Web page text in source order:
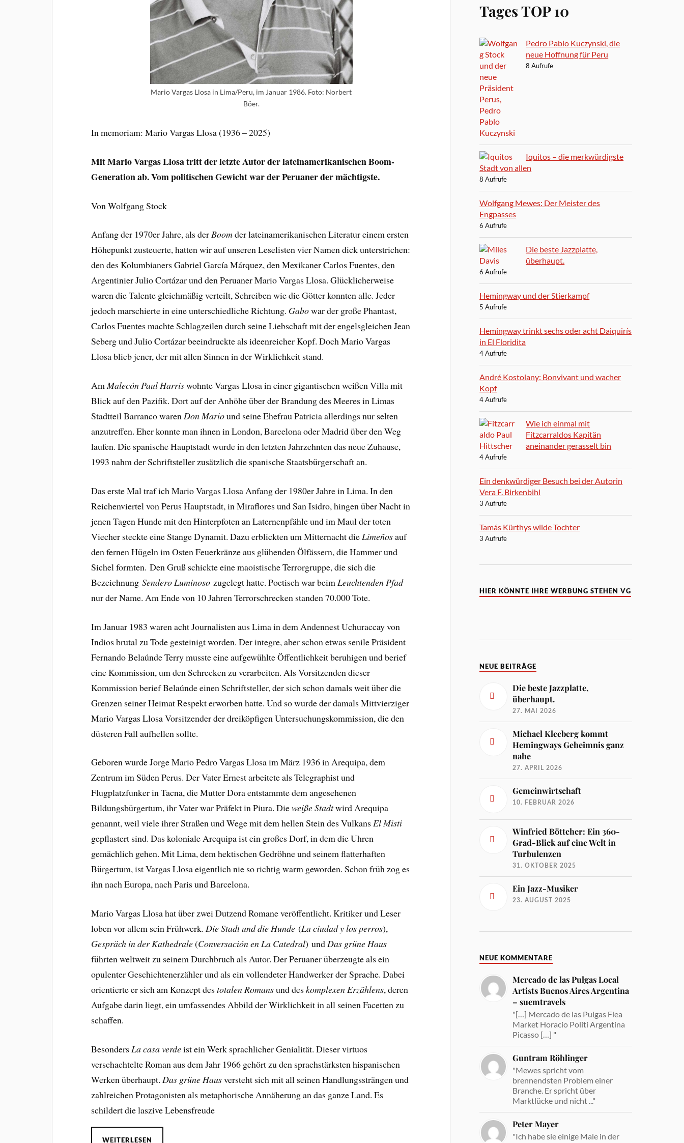
Mario Vargas Llosa in Lima/Peru, im Januar 1986. Foto: Norbert
Böer.
In memoriam: Mario Vargas Llosa (1936 – 2025)
Mit Mario Vargas Llosa tritt der letzte Autor der lateinamerikanischen Boom-
Generation ab. Vom politischen Gewicht war der Peruaner der mächtigste.
Von Wolfgang Stock
Anfang der 1970er Jahre, als derBoomder lateinamerikanischen Literatur einem ersten
Höhepunkt zusteuerte, hatten wir auf unseren Leselisten vier Namen dick unterstrichen:
den des Kolumbianers Gabriel García Márquez, den Mexikaner Carlos Fuentes, den
Argentinier Julio Cortázar und den Peruaner Mario Vargas Llosa. Glücklicherweise
waren die Talente gleichmäßig verteilt, Schreiben wie die Götter konnten alle. Jeder
jedoch marschierte in eine unterschiedliche Richtung. Gabowar der große Phantast,
Carlos Fuentes machte Schlagzeilen durch seine Liebschaft mit der engelsgleichen Jean
Seberg und Julio Cortázar beeindruckte als ideenreicher Kopf. Doch Mario Vargas
Llosa blieb jener, der mit allen Sinnen in der Wirklichkeit stand.
AmMalecón Paul Harriswohnte Vargas Llosa in einer gigantischen weißen Villa mit
Blick auf den Pazifik. Dort auf der Anhöhe über der Brandung des Meeres in Limas
Stadtteil Barranco warenDon Mariound seine Ehefrau Patricia allerdings nur selten
anzutreffen. Eher konnte man ihnen in London, Barcelona oder Madrid über den Weg
laufen. Die spanische Hauptstadt wurde in den letzten Jahrzehnten das neue Zuhause,
1993 nahm der Schriftsteller zusätzlich die spanische Staatsbürgerschaft an.
Das erste Mal traf ich Mario Vargas Llosa Anfang der 1980er Jahre in Lima. In den
Reichenviertel von Perus Hauptstadt, in Miraflores und San Isidro, hingen über Nacht in
jenen Tagen Hunde mit den Hinterpfoten an Laternenpfähle und im Maul der toten
Viecher steckte eine Stange Dynamit. Dazu erblickten um Mitternacht dieLimeñosauf
den fernen Hügeln im Osten Feuerkränze aus glühenden Ölfässern, die Hammer und
Sichel formten. Den Gruß schickte eine maoistische Terrorgruppe, die sich die
BezeichnungSendero Luminoso zugelegt hatte. Poetisch war beimLeuchtenden Pfad
nur der Name. Am Ende von 10 Jahren Terrorschrecken standen 70.000 Tote.
Im Januar 1983 waren acht Journalisten aus Lima in dem Andennest Uchuraccay von
Indios brutal zu Tode gesteinigt worden. Der integre, aber schon etwas senile Präsident
Fernando Belaúnde Terry musste eine aufgewühlte Öffentlichkeit beruhigen und berief
eine Kommission, um den Schrecken zu verarbeiten. Als Vorsitzenden dieser
Kommission berief Belaúnde einen Schriftsteller, der sich schon damals weit über die
Grenzen seiner Heimat Respekt erworben hatte. Und so wurde der damals Mittvierziger
Mario Vargas Llosa Vorsitzender der dreiköpfigen Untersuchungskommission, die den
düsteren Fall aufhellen sollte.
Geboren wurde Jorge Mario Pedro Vargas Llosa im März 1936 in Arequipa, dem
Zentrum im Süden Perus. Der Vater Ernest arbeitete als Telegraphist und
Flugplatzfunker in Tacna, die Mutter Dora entstammte dem angesehenen
Bildungsbürgertum, ihr Vater war Präfekt in Piura. Dieweiße Stadtwird Arequipa
genannt, weil viele ihrer Straßen und Wege mit dem hellen Stein des VulkansEl Misti
gepflastert sind. Das koloniale Arequipa ist ein großes Dorf, in dem die Uhren
gemächlich gehen. Mit Lima, dem hektischen Gedröhne und seinem flatterhaften
Bürgertum, ist Vargas Llosa eigentlich nie so richtig warm geworden. Schon früh zog es
ihn nach Europa, nach Paris und Barcelona.
Mario Vargas Llosa hat über zwei Dutzend Romane veröffentlicht. Kritiker und Leser
loben vor allem sein Frühwerk.Die Stadt und die Hunde (La ciudad y los perros),
Gespräch in der Kathedrale(Conversación en La Catedral) undDas grüne Haus
führten weltweit zu seinem Durchbruch als Autor. Der Peruaner überzeugte als ein
opulenter Geschichtenerzähler und als ein vollendeter Handwerker der Sprache. Dabei
orientierte er sich am Konzept destotalen Romansund deskomplexen Erzählens, deren
Aufgabe darin liegt, ein umfassendes Abbild der Wirklichkeit in all seinen Facetten zu
schaffen.
BesondersLa casa verdeist ein Werk sprachlicher Genialität. Dieser virtuos
verschachtelte Roman aus dem Jahr 1966 gehört zu den sprachstärksten hispanischen
Werken überhaupt.Das grüne Hausversteht sich mit all seinen Handlungssträngen und
zahlreichen Protagonisten als metaphorische Annäherung an das ganze Land. Es
schildert die laszive Lebensfreude
WEITERLESEN
Tages TOP 10
Pedro Pablo Kuczynski, die
neue Hoffnung für Peru
8 Aufrufe
Iquitos – die merkwürdigste
Stadt von allen
8 Aufrufe
Wolfgang Mewes: Der Meister des
Engpasses
6 Aufrufe
Die beste Jazzplatte,
überhaupt.
6 Aufrufe
Hemingway und der Stierkampf
5 Aufrufe
Hemingway trinkt sechs oder acht Daiquirís
in El Floridita
4 Aufrufe
André Kostolany: Bonvivant und wacher
Kopf
4 Aufrufe
Wie ich einmal mit
Fitzcarraldos Kapitän
aneinander gerasselt bin
4 Aufrufe
Ein denkwürdiger Besuch bei der Autorin
Vera F. Birkenbihl
3 Aufrufe
Tamás Kürthys wilde Tochter
3 Aufrufe
HIER KÖNNTE IHRE WERBUNG STEHEN VG
NEUE BEITRÄGE
Die beste Jazzplatte,
überhaupt.
27. MAI 2026
Michael Kleeberg kommt
Hemingways Geheimnis ganz
nahe
27. APRIL 2026
Gemeinwirtschaft
10. FEBRUAR 2026
Winfried Böttcher: Ein 360-
Grad-Blick auf eine Welt in
Turbulenzen
31. OKTOBER 2025
Ein Jazz-Musiker
23. AUGUST 2025
NEUE KOMMENTARE
Mercado de las Pulgas Local
Artists Buenos Aires Argentina
– suemtravels
"[…] Mercado de las Pulgas Flea
Market Horacio Politi Argentina
Picasso […] "
Guntram Röhlinger
"Mewes spricht vom
brennendsten Problem einer
Branche. Er spricht über
Marktlücke und nicht ..."
Peter Mayer
"Ich habe sie einige Male in der